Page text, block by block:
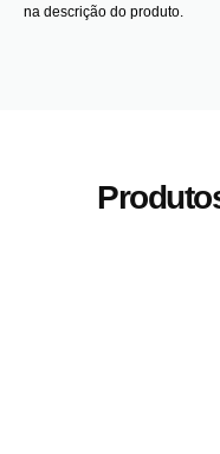
na descrição do produto.